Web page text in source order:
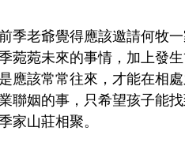
季老爺覺得應該邀請何牧
菀菀未來的事情，加上發
應該常常往來，才能在相
聯姻的事，只希望孩子能
家山莊相聚。